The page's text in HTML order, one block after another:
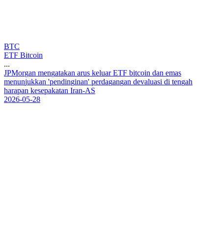
BTC
ETF Bitcoin
...
JPMorgan mengatakan arus keluar ETF bitcoin dan emas
menunjukkan 'pendinginan' perdagangan devaluasi di tengah
harapan kesepakatan Iran-AS
2026-05-28